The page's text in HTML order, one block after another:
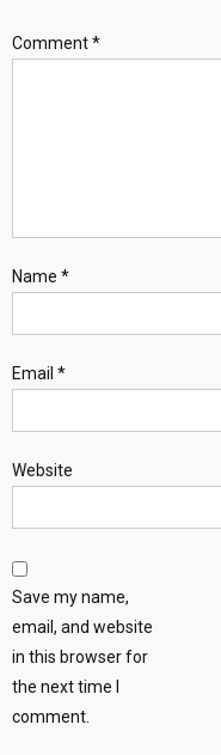
Comment*
Name *
Email *
Website
Save my name,
email, and website
in this browser for
the next time I
comment.